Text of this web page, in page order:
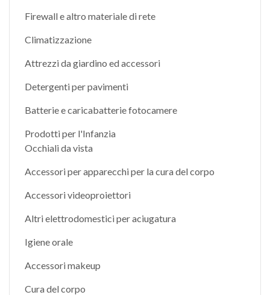
Firewall e altro materiale di rete
Climatizzazione
Attrezzi da giardino ed accessori
Detergenti per pavimenti
Batterie e caricabatterie fotocamere
Prodotti per l'Infanzia
Occhiali da vista
Accessori per apparecchi per la cura del corpo
Accessori videoproiettori
Altri elettrodomestici per aciugatura
Igiene orale
Accessori makeup
Cura del corpo